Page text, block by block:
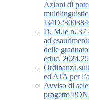
Azioni di
D. M.le n. 37
ad
delle
educ.
Ordinanza
ed ATA per
Avviso di
progetto